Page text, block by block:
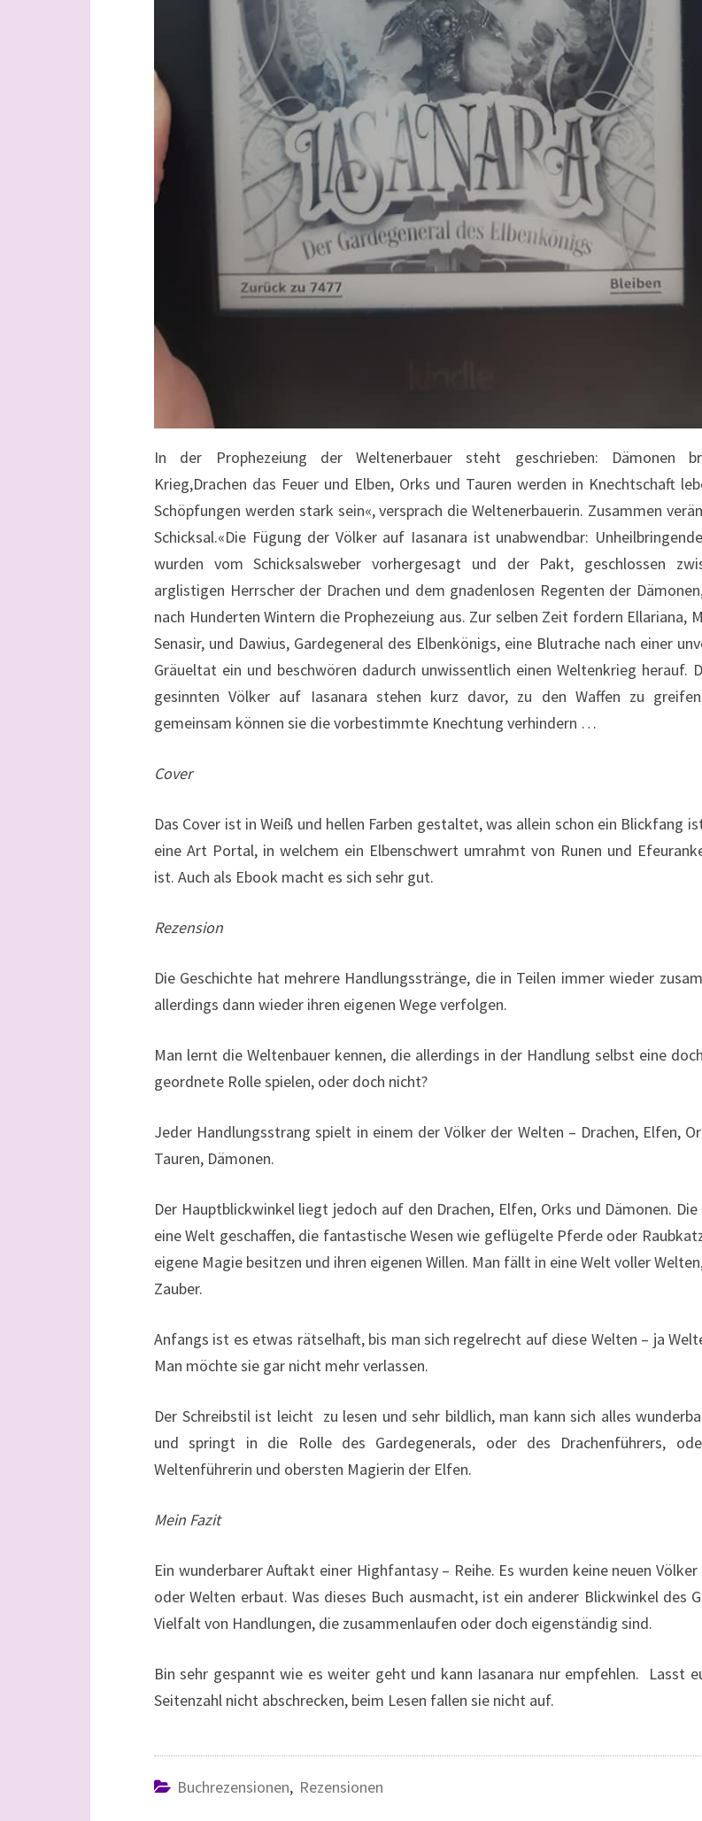
In der Prophezeiung der Weltenerbauer steht geschrieben: Dämonen
Krieg,Drachen das Feuer und Elben, Orks und Tauren werden in Knechtschaft
Schöpfungen werden stark sein«, versprach die Weltenerbauerin. Zusammen
Schicksal.«Die Fügung der Völker auf Iasanara ist unabwendbar:
wurden vom Schicksalsweber vorhergesagt und der Pakt, geschlossen
arglistigen Herrscher der Drachen und dem gnadenlosen Regenten der
nach Hunderten Wintern die Prophezeiung aus. Zur selben Zeit fordern Ellariana,
Senasir, und Dawius, Gardegeneral des Elbenkönigs, eine Blutrache nach einer
Gräueltat ein und beschwören dadurch unwissentlich einen Weltenkrieg herauf.
gesinnten Völker auf Iasanara stehen kurz davor, zu den Waffen zu
gemeinsam können sie die vorbestimmte Knechtung verhindern …
Cover
Das Cover ist in Weiß und hellen Farben gestaltet, was allein schon ein Blickfang
eine Art Portal, in welchem ein Elbenschwert umrahmt von Runen und
ist. Auch als Ebook macht es sich sehr gut.
Rezension
Die Geschichte hat mehrere Handlungsstränge, die in Teilen immer wieder
allerdings dann wieder ihren eigenen Wege verfolgen.
Man lernt die Weltenbauer kennen, die allerdings in der Handlung selbst eine
geordnete Rolle spielen, oder doch nicht?
Jeder Handlungsstrang spielt in einem der Völker der Welten – Drachen, Elfen,
Tauren, Dämonen.
Der Hauptblickwinkel liegt jedoch auf den Drachen, Elfen, Orks und Dämonen.
eine Welt geschaffen, die fantastische Wesen wie geflügelte Pferde oder
eigene Magie besitzen und ihren eigenen Willen. Man fällt in eine Welt voller
Zauber.
Anfangs ist es etwas rätselhaft, bis man sich regelrecht auf diese Welten – ja
Man möchte sie gar nicht mehr verlassen.
Der Schreibstil ist leicht zu lesen und sehr bildlich, man kann sich alles
und springt in die Rolle des Gardegenerals, oder des Drachenführers,
Weltenführerin und obersten Magierin der Elfen.
Mein Fazit
Ein wunderbarer Auftakt einer Highfantasy – Reihe. Es wurden keine neuen Völker
oder Welten erbaut. Was dieses Buch ausmacht, ist ein anderer Blickwinkel des
Vielfalt von Handlungen, die zusammenlaufen oder doch eigenständig sind.
Bin sehr gespannt wie es weiter geht und kann Iasanara nur empfehlen. Lasst
Seitenzahl nicht abschrecken, beim Lesen fallen sie nicht auf.
Buchrezensionen, Rezensionen